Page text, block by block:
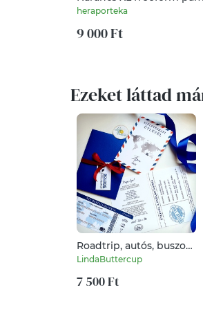
heraporteka
9 000 Ft
Ezeket láttad
Roadtrip, autós, buszos
utazás, kék, Szülinapi
Útlevél, Beszállókártya,
utazás ajándékba
LindaButtercup
7 500 Ft